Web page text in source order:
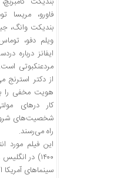
فاورو، مریسا
بندیکت وانگ،
ویلم دفو،
ایفانز درباره
مردعنکبوتی
از دکتر
هویت مخفی را به
کار درهای
شخصیت‌های
راه می‌رسند.
سینماهای